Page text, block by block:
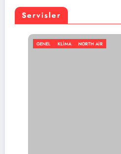
Servisler